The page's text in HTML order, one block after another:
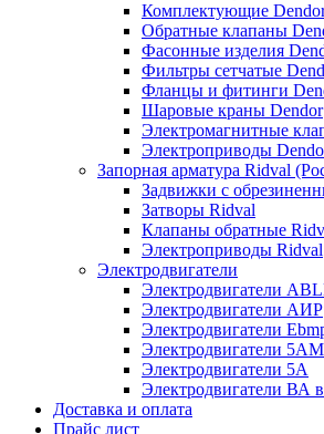
Комплектующие
Обратные клапаны
Фасонные изделия
Фильтры сетчатые
Фланцы и фитинги
Шаровые краны Dendor
Электромагнитные
Электроприводы
Запорная арматура Ridval
Задвижки с
Затворы Ridval
Клапаны обратные
Электроприводы Ridval
Электродвигатели
Электродвигатели
Электродвигатели АИР
Электродвигатели
Электродвигатели
Электродвигатели 5А
Электродвигатели ВА
Доставка и оплата
Прайс лист